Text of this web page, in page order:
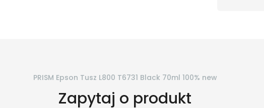
PRISM Epson Tusz L800 T6731 Black 70ml 100% new
Zapytaj o produkt